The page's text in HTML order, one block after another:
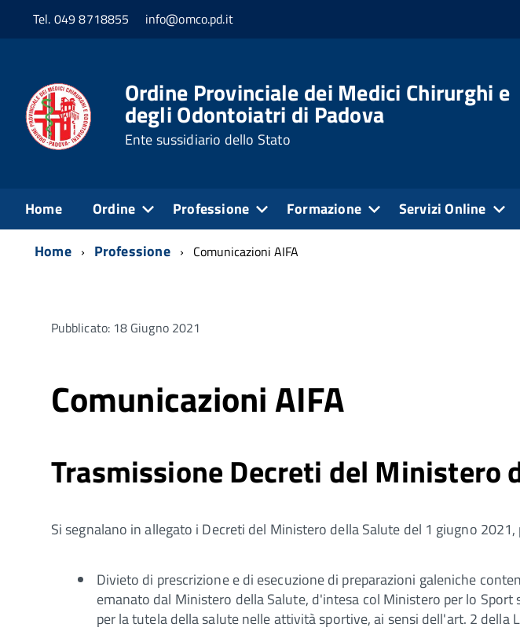
Tel. 049 8718855 info@omco.pd.it
Ordine Provinciale dei Medici Chirurghi e
degli Odontoiatri di Padova
Ente sussidiario dello Stato
Home Ordine Professione Formazione Servizi Online
Home Professione Comunicazioni AIFA
Pubblicato: 18 Giugno 2021
Comunicazioni AIFA
Trasmissione Decreti del Ministero
Si segnalano in allegato i Decreti del Ministero della Salute del 1 giugno
Divieto di prescrizione e di esecuzione di preparazioni galeniche
emanato dal Ministero della Salute, d'intesa col Ministero per lo
per la tutela della salute nelle attività sportive, ai sensi dell'art. 2 della